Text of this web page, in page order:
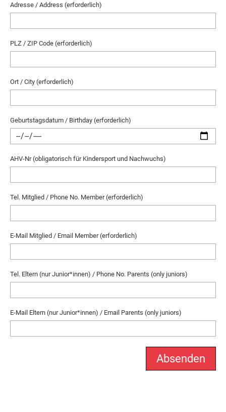
Adresse / Address (erforderlich)
PLZ / ZIP Code (erforderlich)
Ort / City (erforderlich)
Geburtstagsdatum / Birthday (erforderlich)
AHV-Nr (obligatorisch für Kindersport und Nachwuchs)
Tel. Mitglied / Phone No. Member (erforderlich)
E-Mail Mitglied / Email Member (erforderlich)
Tel. Eltern (nur Junior*innen) / Phone No. Parents (only juniors)
E-Mail Eltern (nur Junior*innen) / Email Parents (only juniors)